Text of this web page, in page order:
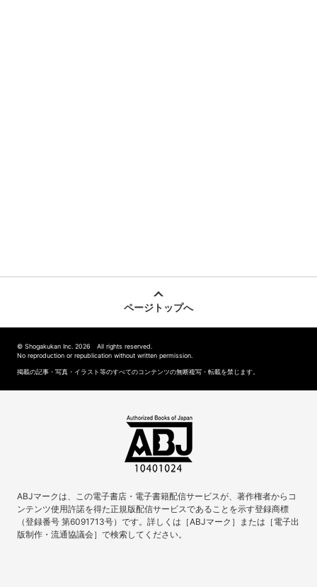
ページトップへ
© Shogakukan Inc. 2026 All rights reserved.
No reproduction or republication without written permission.
掲載の記事・写真・イラスト等のすべてのコンテンツの無断複写・転載を禁じます。
ABJマークは、この電子書店・電子書籍配信サービスが、著作権者からコ
ンテンツ使用許諾を得た正規版配信サービスであることを示す登録商標
（登録番号 第6091713号）です。詳しくは［ABJマーク］または［電子出
版制作・流通協議会］で検索してください。